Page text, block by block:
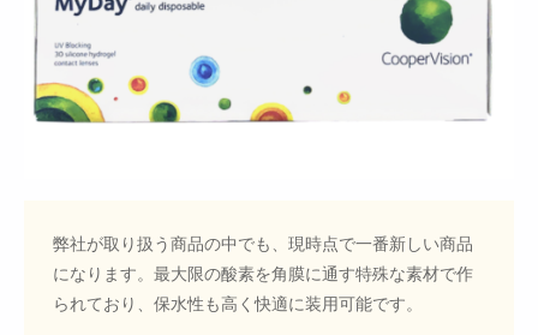
弊社が取り扱う商品の中でも、現時点で一番新しい商品
になります。最大限の酸素を角膜に通す特殊な素材で作
られており、保水性も高く快適に装用可能です。